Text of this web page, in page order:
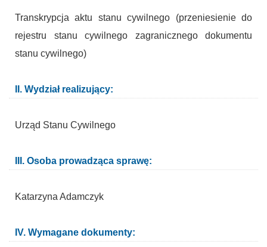
Transkrypcja aktu stanu cywilnego (przeniesienie do
rejestru stanu cywilnego zagranicznego dokumentu
stanu cywilnego)
II. Wydział realizujący:
Urząd Stanu Cywilnego
III. Osoba prowadząca sprawę:
Katarzyna Adamczyk
IV. Wymagane dokumenty: